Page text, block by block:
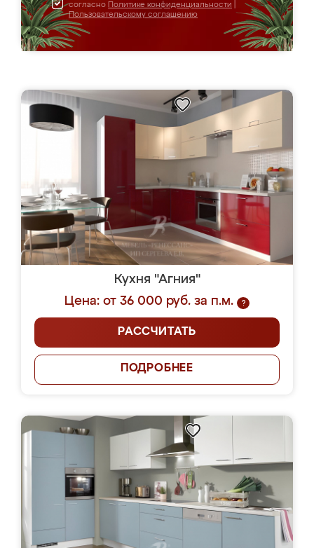
согласно Политике конфиденциальности
Пользовательскому соглашению
Кухня "Агния"
Цена: от 36 000 руб. за п.м.
?
РАССЧИТАТЬ
ПОДРОБНЕЕ